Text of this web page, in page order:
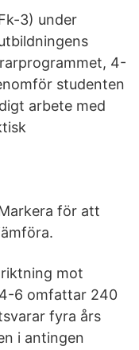
3) under
4-
studenten
arbete med
för att
mot
6 omfattar 240
fyra års
i antingen